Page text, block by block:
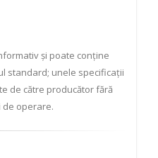
și poate conține
standard; unele specificații
de către producător fără
operare.